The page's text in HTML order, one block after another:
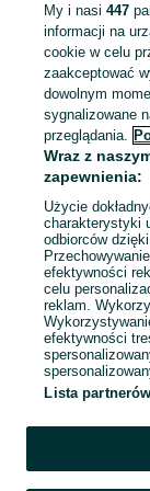
Mapa miejscowości
Mapa ministron
Popularne
My i nasi447
informacji na
cookie w celu
zaakceptować
dowolnym
sygnalizowane
przeglądania.
Wraz z
zapewnienia:
Użycie
charakterystyki
odbiorców
efektywności
celu
reklam.
efektywności
Lista